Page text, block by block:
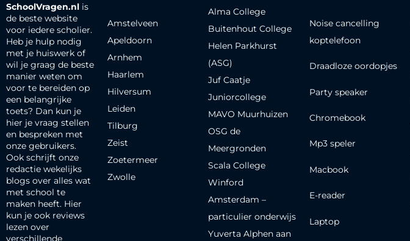
SchoolVragen.nl is
de beste website
voor iedere scholier.
Heb je hulp nodig
met je huiswerk of
wil je graag de beste
manier weten om
voor te bereiden op
een belangrijke
toets? Dan kun je
hier je vraag stellen
en bespreken met
onze gebruikers.
Ook schrijft onze
redactie wekelijks
blogs over alles wat
met school te
maken heeft. Hier
kun je ook reviews
lezen over
verschillende
Amstelveen
Apeldoorn
Arnhem
Haarlem
Hilversum
Leiden
Tilburg
Zeist
Zoetermeer
Zwolle
Alma College
Buitenhout College
Helen Parkhurst
(ASG)
Juf Caatje
Juniorcollege
MAVO Muurhuizen
OSG de
Meergronden
Scala College
Winford
Amsterdam –
particulier onderwijs
Yuverta Alphen aan
Noise cancelling
koptelefoon
Draadloze oordopjes
Party speaker
Chromebook
Mp3 speler
Macbook
E-reader
Laptop